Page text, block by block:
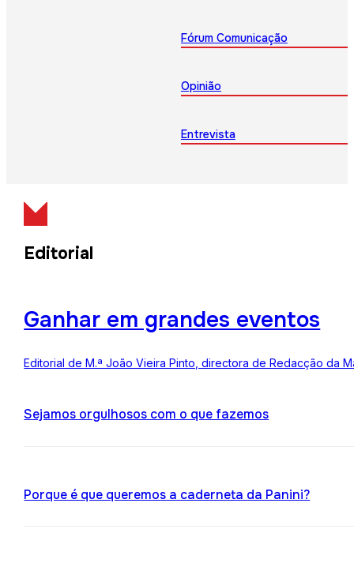
Fórum Comunicação
Opinião
Entrevista
Editorial
Ganhar em grandes eventos
Editorial de M.ª João Vieira Pinto, directora de Redacção da
Sejamos orgulhosos com o que fazemos
Porque é que queremos a caderneta da Panini?